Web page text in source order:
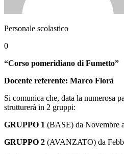
Personale scolastico
0
“Corso pomeridiano di Fumetto”
Docente referente: Marco Florà
Si comunica che, data la numerosa
strutturerà in 2 gruppi:
GRUPPO 1 (BASE) da Novembre
GRUPPO 2 (AVANZATO) da